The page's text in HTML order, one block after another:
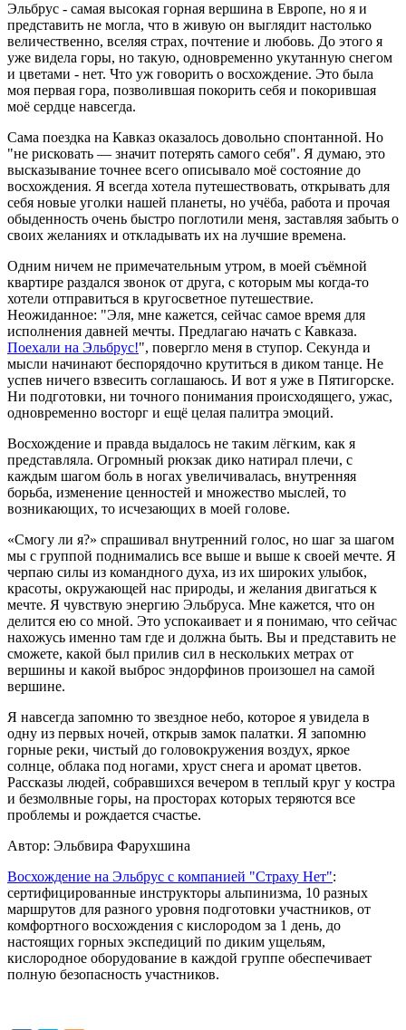
Эльбрус - самая высокая горная вершина в Европе, но я и
представить не могла, что в живую он выглядит настолько
величественно, вселяя страх, почтение и любовь. До этого я
уже видела горы, но такую, одновременно укутанную снегом
и цветами - нет. Что уж говорить о восхождение. Это была
моя первая гора, позволившая покорить себя и покорившая
моё сердце навсегда.
Сама поездка на Кавказ оказалось довольно спонтанной. Но
"не рисковать — значит потерять самого себя". Я думаю, это
высказывание точнее всего описывало моё состояние до
восхождения. Я всегда хотела путешествовать, открывать для
себя новые уголки нашей планеты, но учёба, работа и прочая
обыденность очень быстро поглотили меня, заставляя забыть о
своих желаниях и откладывать их на лучшие времена.
Одним ничем не примечательным утром, в моей съёмной
квартире раздался звонок от друга, с которым мы когда-то
хотели отправиться в кругосветное путешествие.
Неожиданное: "Эля, мне кажется, сейчас самое время для
исполнения давней мечты. Предлагаю начать с Кавказа.
Поехали на Эльбрус!", повергло меня в ступор. Секунда и
мысли начинают беспорядочно крутиться в диком танце. Не
успев ничего взвесить соглашаюсь. И вот я уже в Пятигорске.
Ни подготовки, ни точного понимания происходящего, ужас,
одновременно восторг и ещё целая палитра эмоций.
Восхождение и правда выдалось не таким лёгким, как я
представляла. Огромный рюкзак дико натирал плечи, с
каждым шагом боль в ногах увеличивалась, внутренняя
борьба, изменение ценностей и множество мыслей, то
возникающих, то исчезающих в моей голове.
«Смогу ли я?» спрашивал внутренний голос, но шаг за шагом
мы с группой поднимались все выше и выше к своей мечте. Я
черпаю силы из командного духа, из их широких улыбок,
красоты, окружающей нас природы, и желания двигаться к
мечте. Я чувствую энергию Эльбруса. Мне кажется, что он
делится ею со мной. Это успокаивает и я понимаю, что сейчас
нахожусь именно там где и должна быть. Вы и представить не
сможете, какой был прилив сил в нескольких метрах от
вершины и какой выброс эндорфинов произошел на самой
вершине.
Я навсегда запомню то звездное небо, которое я увидела в
одну из первых ночей, открыв замок палатки. Я запомню
горные реки, чистый до головокружения воздух, яркое
солнце, облака под ногами, хруст снега и аромат цветов.
Рассказы людей, собравшихся вечером в теплый круг у костра
и безмолвные горы, на просторах которых теряются все
проблемы и рождается счастье.
Автор: Эльбвира Фарухшина
Восхождение на Эльбрус с компанией "Страху Нет":
сертифицированные инструкторы альпинизма, 10 разных
маршрутов для разного уровня подготовки участников, от
комфортного восхождения с кислородом за 1 день, до
настоящих горных экспедиций по диким ущельям,
кислородное оборудование в каждой группе обеспечивает
полную безопасность участников.